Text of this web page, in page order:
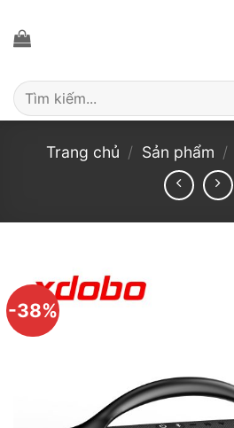
qua
dung
Tìm
kiếm:
Trang chủ / Sản phẩm /
-38%